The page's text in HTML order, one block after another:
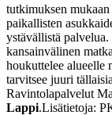
tutkimuksen
paikallisten
ystävällistä
kansainvälinen
houkuttelee alueelle
tarvitsee juuri
Ravintolapalvelut
Lappi.Lisätietoja: